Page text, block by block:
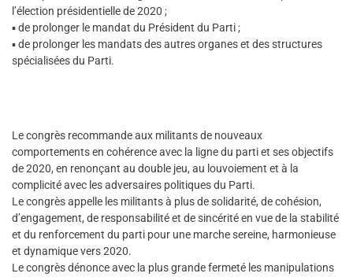
l’élection présidentielle de 2020 ;
▪ de prolonger le mandat du Président du Parti ;
▪ de prolonger les mandats des autres organes et des structures
spécialisées du Parti.
Le congrès recommande aux militants de nouveaux
comportements en cohérence avec la ligne du parti et ses objectifs
de 2020, en renonçant au double jeu, au louvoiement et à la
complicité avec les adversaires politiques du Parti.
Le congrès appelle les militants à plus de solidarité, de cohésion,
d’engagement, de responsabilité et de sincérité en vue de la stabilité
et du renforcement du parti pour une marche sereine, harmonieuse
et dynamique vers 2020.
Le congrès dénonce avec la plus grande fermeté les manipulations